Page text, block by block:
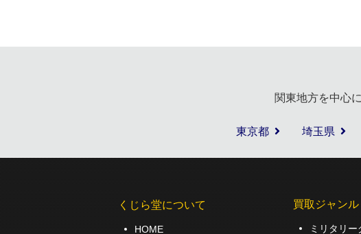
関東地方を中心
東京都 埼玉県
くじら堂について
HOME
買取ジャンル
ミリタリー